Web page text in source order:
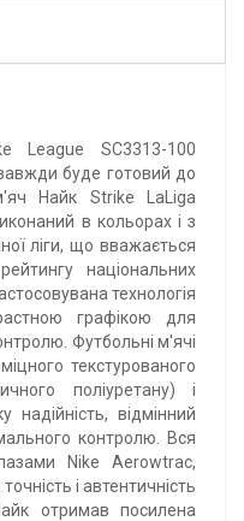
League SC3313-100
буде готовий до
Найк Strike LaLiga
в кольорах і з
ліги, що вважається
національних
технологія
графікою для
Футбольні м'ячі
текстурованого
поліуретану) i
відмінний
контролю. Вся
Nike Aerowtrac,
і автентичність
отримав посилена